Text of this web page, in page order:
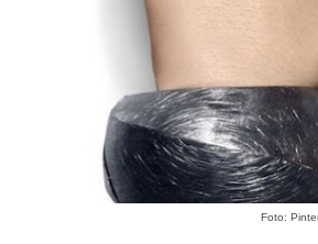
Foto: